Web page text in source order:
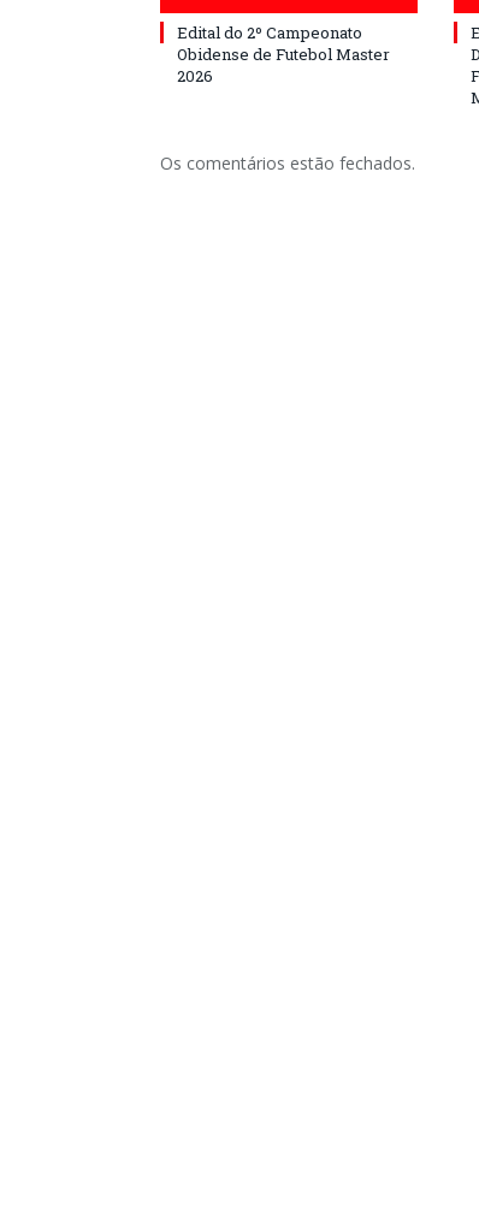
Edital do 2º Campeonato
Obidense de Futebol Master
2026
Os comentários estão fechados.